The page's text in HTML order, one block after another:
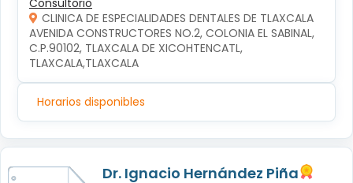
Consultorio
CLINICA DE ESPECIALIDADES DENTALES DE TLAXCALA
AVENIDA CONSTRUCTORES NO.2, COLONIA EL SABINAL,
C.P.90102, TLAXCALA DE XICOHTENCATL,
TLAXCALA,TLAXCALA
Horarios disponibles
Dr. Ignacio Hernández Piña